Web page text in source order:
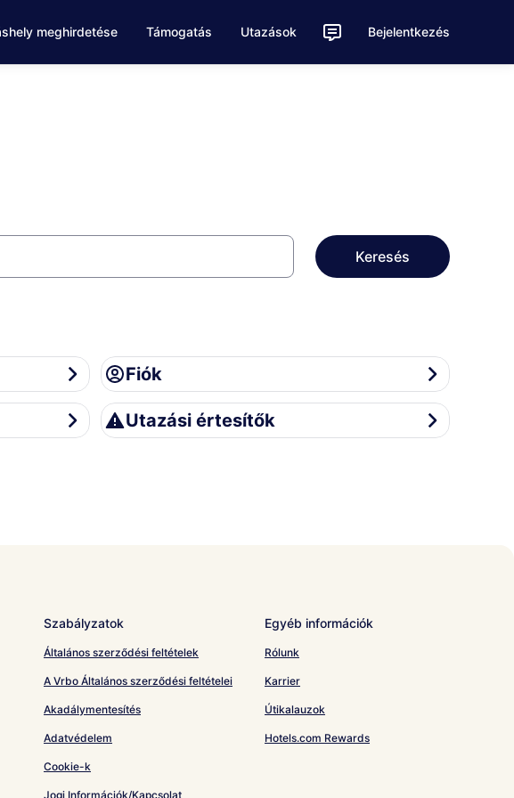
meghirdetése Támogatás Utazások Bejelentkezés
Keresés
Fiók
Fiók
Utazási értesítők
Utazási értesítők
Szabályzatok
Általános szerződési feltételek
A Vrbo Általános szerződési feltételei
Akadálymentesítés
Adatvédelem
Cookie-k
Jogi Információk/Kapcsolat
Egyéb információk
Rólunk
Karrier
Útikalauzok
Hotels.com Rewards